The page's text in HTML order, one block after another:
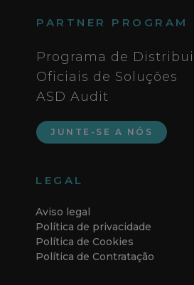
PARTNER PROGRAM
Programa de
Oficiais de Soluções
ASD Audit
JUNTE-SE A NÓS
LEGAL
Aviso legal
Política de privacidade
Política de Cookies
Política de Contratação